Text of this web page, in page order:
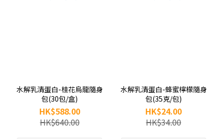
水解乳清蛋白-桂花烏龍隨身
包(30包/盒)
HK$588.00
HK$640.00
水解乳清蛋白-蜂蜜檸檬隨身
包(35克/包)
HK$24.00
HK$34.00